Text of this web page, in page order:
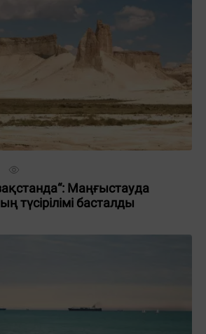
Маңғыстауда
түсірілімі басталды